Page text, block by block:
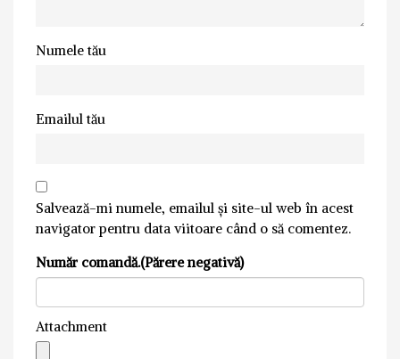
Numele tău
Emailul tău
Salvează-mi numele, emailul și site-ul web în acest
navigator pentru data viitoare când o să comentez.
Număr comandă.(Părere negativă)
Attachment